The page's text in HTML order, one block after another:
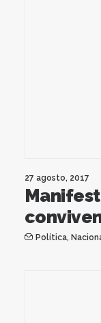
27 agosto, 2017
Política,